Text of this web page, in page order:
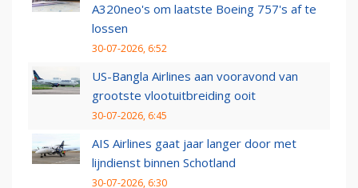
A320neo's om laatste Boeing 757's af te
lossen
30-07-2026, 6:52
US-Bangla Airlines aan vooravond van
grootste vlootuitbreiding ooit
30-07-2026, 6:45
AIS Airlines gaat jaar langer door met
lijndienst binnen Schotland
30-07-2026, 6:30